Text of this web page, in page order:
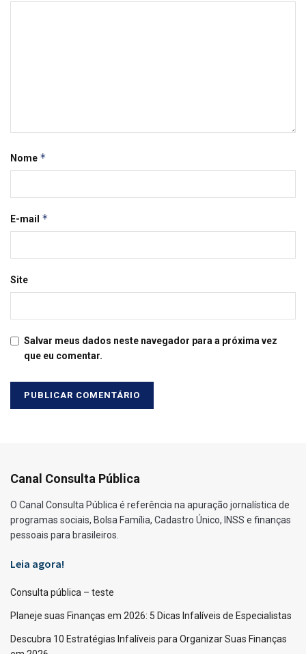
Nome *
E-mail *
Site
Salvar meus dados neste navegador para a próxima vez
que eu comentar.
Canal Consulta Pública
O Canal Consulta Pública é referência na apuração jornalística de
programas sociais, Bolsa Família, Cadastro Único, INSS e finanças
pessoais para brasileiros.
Leia agora!
Consulta pública – teste
Planeje suas Finanças em 2026: 5 Dicas Infalíveis de Especialistas
Descubra 10 Estratégias Infalíveis para Organizar Suas Finanças